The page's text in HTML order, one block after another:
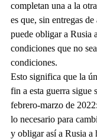
completan una a la
es que, sin entregas
puede obligar a Rusia
condiciones que no
condiciones.
Esto significa que la
fin a esta guerra sigue
febrero-marzo de
lo necesario para
y obligar así a Rusia a